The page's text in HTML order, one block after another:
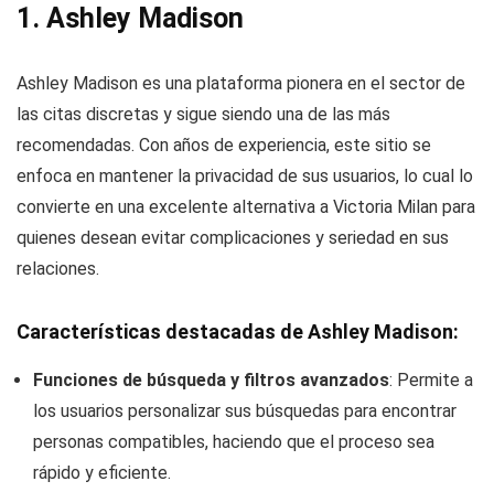
1. Ashley Madison
Ashley Madison es una plataforma pionera en el sector de
las citas discretas y sigue siendo una de las más
recomendadas. Con años de experiencia, este sitio se
enfoca en mantener la privacidad de sus usuarios, lo cual lo
convierte en una excelente alternativa a Victoria Milan para
quienes desean evitar complicaciones y seriedad en sus
relaciones.
Características destacadas de Ashley Madison:
Funciones de búsqueda y filtros avanzados: Permite a
los usuarios personalizar sus búsquedas para encontrar
personas compatibles, haciendo que el proceso sea
rápido y eficiente.